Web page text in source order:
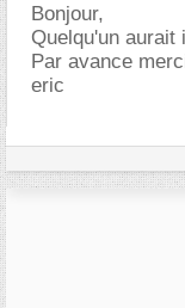
Bonjour,
Quelqu'un
Par avance
eric